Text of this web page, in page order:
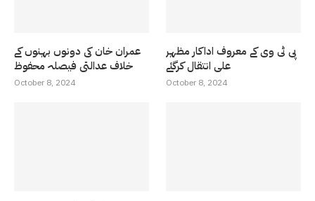
عمران خان کی دونوں بہنوں کے
خلاف عدالتی فیصلہ محفوظ
October 8, 2024
پی ٹی وی کے معروف اداکار مظہر
علی انتقال کرگئے
October 8, 2024